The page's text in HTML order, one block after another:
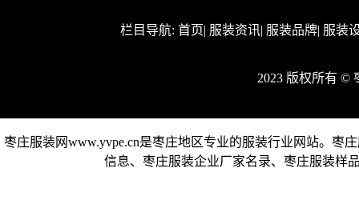
栏目导航: 首页| 服装资讯| 服装品牌| 服装
2023 版权所有 ©
枣庄服装网www.yvpe.cn是枣庄地区专业的服装行业网站。枣
信息、枣庄服装企业厂家名录、枣庄服装样